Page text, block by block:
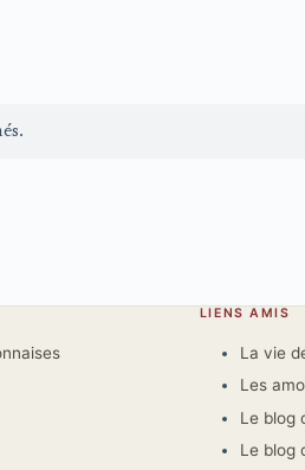
LIENS AMIS
La vie
Les
Le blog
Le blog